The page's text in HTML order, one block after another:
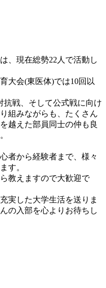
、現在総勢22人で活動し
大会(東医体)では10回以
抗戦、そして公式戦に向け
組みながらも、たくさん
越えた部員同士の仲も良
者から経験者まで、様々
す。
教えますので大歓迎で
実した大学生活を送りま
の入部を心よりお待ちし